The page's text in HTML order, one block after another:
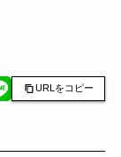
URLをコピー